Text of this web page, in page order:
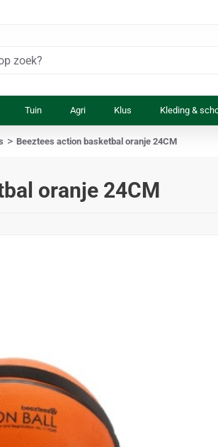
Tuin Agri Klus Kleding &
oranje 24CM
Beeztees action basketbal oranje 24CM